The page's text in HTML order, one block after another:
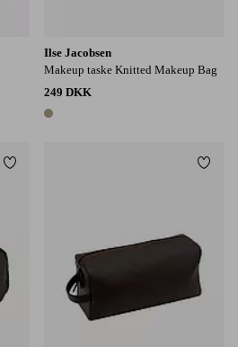
Ilse Jacobsen
Makeup taske Knitted Makeup Bag
249 DKK
1 farve
Tilføj til favoritter